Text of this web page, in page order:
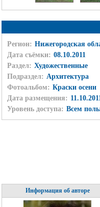
Регион: Нижегородская
Дата съёмки: 08.10.2011
Раздел: Художественные
Подраздел: Архитектура
Фотоальбом: Краски осени
Дата размещения:
Уровень доступа: Всем
Информация об авторе